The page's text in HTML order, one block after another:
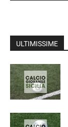
ULTIMISSIME